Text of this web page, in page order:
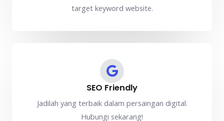
target keyword website.
SEO Friendly
Jadilah yang terbaik dalam persaingan digital.
Hubungi sekarang!